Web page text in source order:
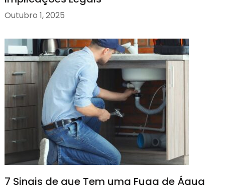
Outubro 1, 2025
7 Sinais de que Tem uma Fuga de Água